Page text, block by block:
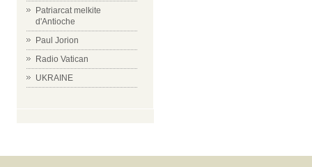
Patriarcat melkite
d'Antioche
Paul Jorion
Radio Vatican
UKRAINE